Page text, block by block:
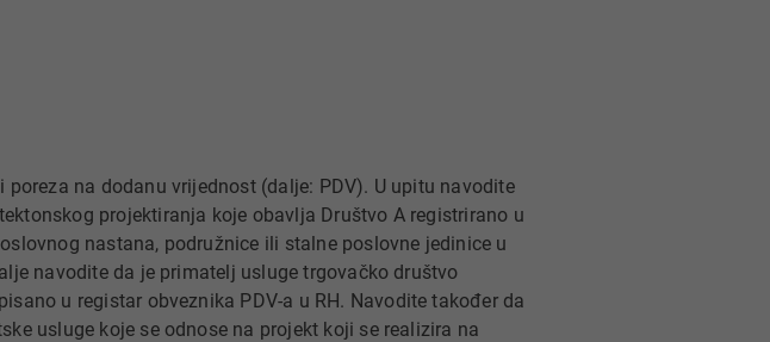
na dodanu vrijednost (dalje: PDV). U upitu navodite
projektiranja koje obavlja Društvo A registrirano u
nastana, podružnice ili stalne poslovne jedinice u
navodite da je primatelj usluge trgovačko društvo
u registar obveznika PDV-a u RH. Navodite također da
usluge koje se odnose na projekt koji se realizira na